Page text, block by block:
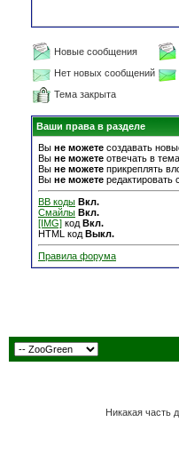
Новые сообщения
Нет новых сообщений
Тема закрыта
Ваши права в разделе
Вы не можете создавать
Вы не можете отвечать в
Вы не можете прикреплять
Вы не можете редактировать
BB коды Вкл.
Смайлы Вкл.
[IMG] код Вкл.
HTML код Выкл.
Правила форума
Никакая часть